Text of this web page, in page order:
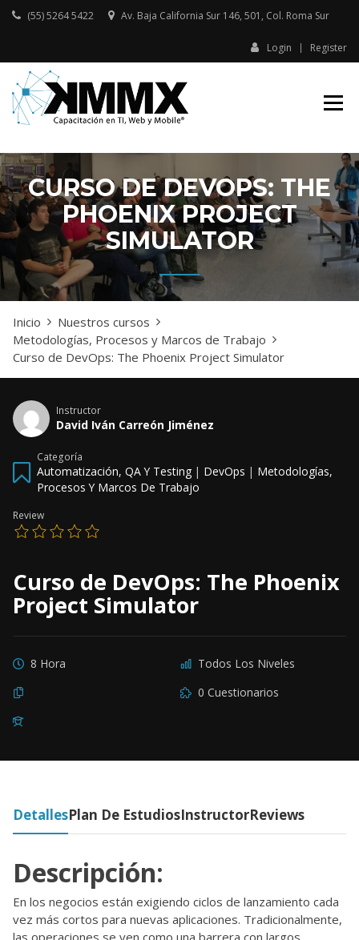
Skip
(55) 5264 5422 Av. Baja California Sur 146, 501, Col. Roma Sur​
Login Register
CAPACITACIÓN
CURSO DE DEVOPS: THE
PHOENIX PROJECT
SIMULATOR
Inicio
Nuestros cursos
Metodologías, Procesos y Marcos de Trabajo
Curso de DevOps: The Phoenix Project Simulator
Instructor
David Iván Carreón Jiménez
Categoría
Automatización, QA Y Testing | DevOps | Metodologías,
Procesos Y Marcos De Trabajo
Review
Curso de DevOps: The Phoenix
Project Simulator
8 Hora
Todos Los Niveles
0 Cuestionarios
DetallesPlan De EstudiosInstructorReviews
Descripción:
En los negocios están exigiendo ciclos de lanzamiento cada
vez más cortos para nuevas aplicaciones. Tradicionalmente,
las operaciones se ven como una barrera con largos